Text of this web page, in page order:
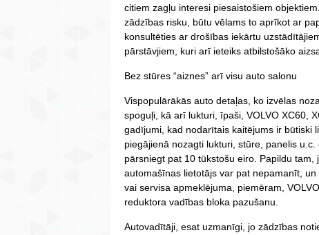
citiem zagļu interesi piesaistošiem
zādzības risku, būtu vēlams to aprīkot ar
konsultēties ar drošības iekārtu
pārstāvjiem, kuri arī ieteiks atbilstošāko
Bez stūres “aiznes” arī visu auto salonu
Vispopulārākās auto detaļas, ko izvēlas
spoguļi, kā arī lukturi, īpaši, VOLVO XC60,
gadījumi, kad nodarītais kaitējums ir būtiski
piegājienā nozagti lukturi, stūre, panelis
pārsniegt pat 10 tūkstošu eiro. Papildu
automašīnas lietotājs var pat nepamanīt,
vai servisa apmeklējuma, piemēram,
reduktora vadības bloka pazušanu.
Autovadītāji, esat uzmanīgi, jo zādzības